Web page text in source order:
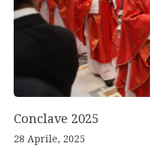
Conclave 2025
28 Aprile, 2025